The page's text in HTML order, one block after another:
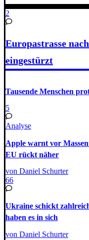
2
Europastrasse
eingestürzt
Tausende Menschen
5
Analyse
Apple warnt vor
EU rückt näher
von Daniel Schurter
66
Ukraine schickt
haben es in sich
von Daniel Schurter